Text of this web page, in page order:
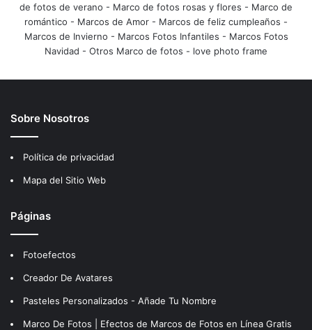
de fotos de verano - Marco de fotos rosas y flores - Marco de
romántico - Marcos de Amor - Marcos de feliz cumpleaños -
Marcos de Invierno - Marcos Fotos Infantiles - Marcos Fotos
Navidad - Otros Marco de fotos - love photo frame
Sobre Nosotros
Política de privacidad
Mapa del Sitio Web
Páginas
Fotoefectos
Creador De Avatares
Pasteles Personalizados - Añade Tu Nombre
Marco De Fotos | Efectos de Marcos de Fotos en Línea Gratis